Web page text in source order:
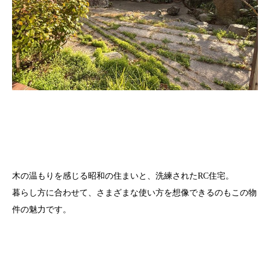
木の温もりを感じる昭和の住まいと、洗練されたRC住宅。
暮らし方に合わせて、さまざまな使い方を想像できるのもこの物
件の魅力です。